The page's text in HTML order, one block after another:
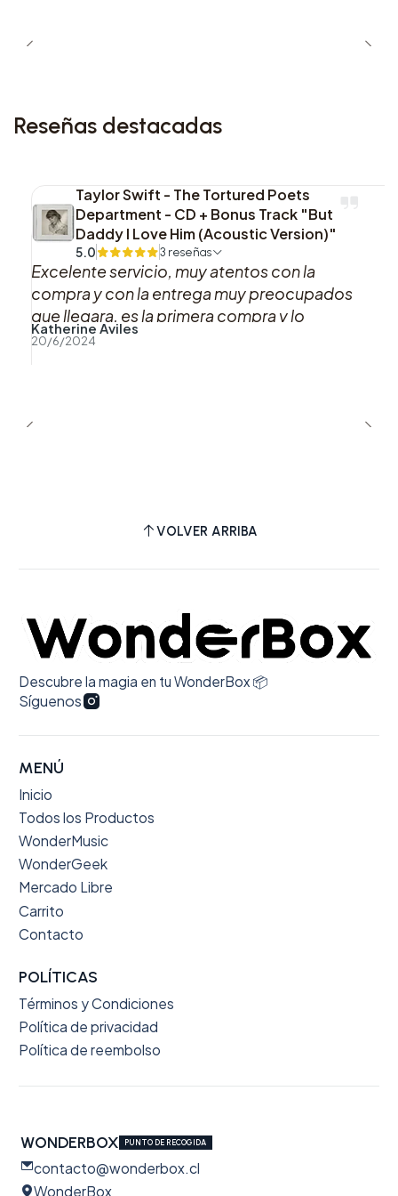
7. Side Effects
9. Fatal
11. Blooming
12. Like I Have You
13. Loving The Way I Do
14. Breathe
personal y ambiciosa.
Reseñas destacadas
Taylor Swift - The Tortured Poets
Department - CD + Bonus Track "But
Daddy I Love Him (Acoustic Version)"
5.0 3 reseñas
Excelente servicio, muy atentos con la
compra y con la entrega muy preocupados
que llegara, es la primera compra y lo
recomiendo al 100%, gracias
Katherine Aviles
20/6/2024
VOLVER ARRIBA
Descubre la magia en tu WonderBox 📦
Síguenos
MENÚ
Inicio
Todos los Productos
WonderMusic
WonderGeek
Mercado Libre
Carrito
Contacto
POLÍTICAS
Términos y Condiciones
Política de privacidad
Política de reembolso
WONDERBOX PUNTO DE RECOGIDA
contacto@wonderbox.cl
WonderBox